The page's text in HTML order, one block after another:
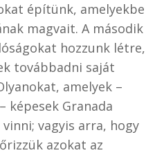
építünk, amelyekbe
magvait. A második
hozzunk létre,
továbbadni saját
amelyek –
képesek Granada
vagyis arra, hogy
azokat az